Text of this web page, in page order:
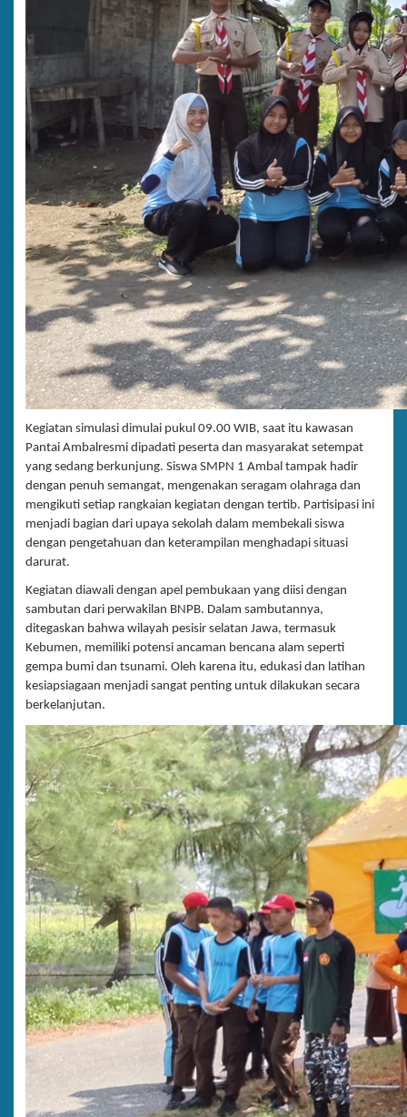
Kegiatan simulasi dimulai pukul 09.00 WIB, saat itu kawasan
Pantai Ambalresmi dipadati peserta dan masyarakat setempat
yang sedang berkunjung. Siswa SMPN 1 Ambal tampak hadir
dengan penuh semangat, mengenakan seragam olahraga dan
mengikuti setiap rangkaian kegiatan dengan tertib. Partisipasi ini
menjadi bagian dari upaya sekolah dalam membekali siswa
dengan pengetahuan dan keterampilan menghadapi situasi
darurat.
Kegiatan diawali dengan apel pembukaan yang diisi dengan
sambutan dari perwakilan BNPB. Dalam sambutannya,
ditegaskan bahwa wilayah pesisir selatan Jawa, termasuk
Kebumen, memiliki potensi ancaman bencana alam seperti
gempa bumi dan tsunami. Oleh karena itu, edukasi dan latihan
kesiapsiagaan menjadi sangat penting untuk dilakukan secara
berkelanjutan.